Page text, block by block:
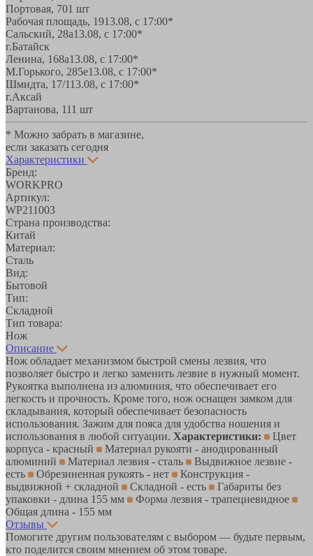
Портовая, 701 шт
Рабочая площадь, 1913.08, с 17:00*
Сальский, 28a13.08, с 17:00*
г.Батайск
Ленина, 168а13.08, с 17:00*
М.Горького, 285е13.08, с 17:00*
Шмидта, 17/113.08, с 17:00*
г.Аксай
Вартанова, 111 шт
* Можно забрать в магазине,
если заказать сегодня
Характеристики
Бренд:
WORKPRO
Артикул:
WP211003
Страна производства:
Китай
Материал:
Сталь
Вид:
Бытовой
Тип:
Складной
Тип товара:
Нож
Описание
Нож обладает механизмом быстрой смены лезвия, что
позволяет быстро и легко заменить лезвие в нужный момент.
Рукоятка выполнена из алюминия, что обеспечивает его
легкость и прочность. Кроме того, нож оснащен замком для
складывания, который обеспечивает безопасность
использования. Зажим для пояса для удобства ношения и
использования в любой ситуации. Характеристики:
Цвет
корпуса - красный
Материал рукояти - анодированный
алюминий
Материал лезвия - сталь
Выдвижное лезвие -
есть
Обрезиненная рукоять - нет
Конструкция -
выдвижной + складной
Складной - есть
Габариты без
упаковки - длина 155 мм
Форма лезвия - трапециевидное
Общая длина - 155 мм
Отзывы
Помогите другим пользователям с выбором — будьте первым,
кто поделится своим мнением об этом товаре.